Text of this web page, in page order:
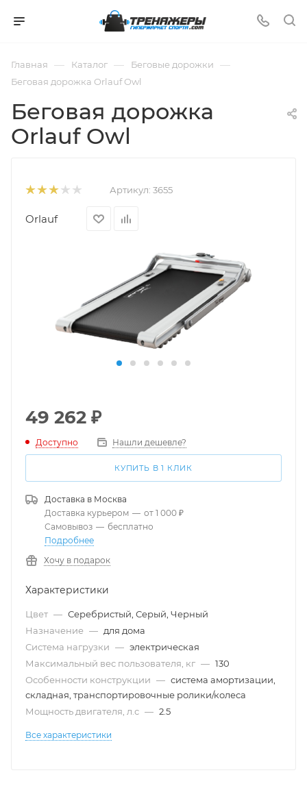
Главная — Каталог — Беговые дорожки —
Беговая дорожка Orlauf Owl
Беговая дорожка
Orlauf Owl
Артикул: 3655
Orlauf
49 262 ₽
Доступно Нашли дешевле?
КУПИТЬ В 1 КЛИК
Доставка в Москва
Доставка курьером — от 1 000 ₽
Самовывоз — бесплатно
Подробнее
Хочу в подарок
Характеристики
Цвет — Серебристый, Серый, Черный
Назначение — для дома
Система нагрузки — электрическая
Максимальный вес пользователя, кг — 130
Особенности конструкции — система амортизации,
складная, транспортировочные ролики/колеса
Мощность двигателя, л.с — 2.5
Все характеристики